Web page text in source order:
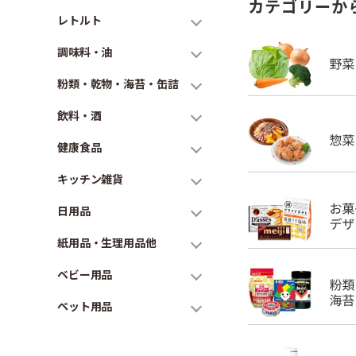
レトルト
調味料・油
粉類・乾物・海苔・缶詰
飲料・酒
健康食品
キッチン雑貨
日用品
紙用品・生理用品他
ベビー用品
ペット用品
カテゴリーか